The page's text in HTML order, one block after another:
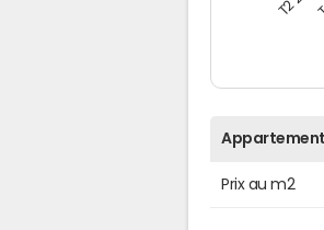
Prix au m2